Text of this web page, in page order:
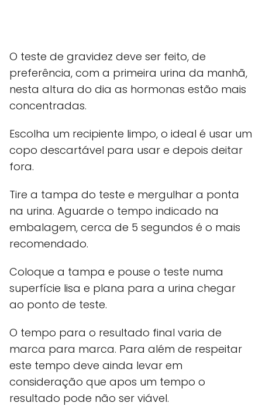
O teste de gravidez deve ser feito, de
preferência, com a primeira urina da manhã,
nesta altura do dia as hormonas estão mais
concentradas.
Escolha um recipiente limpo, o ideal é usar um
copo descartável para usar e depois deitar
fora.
Tire a tampa do teste e mergulhar a ponta
na urina. Aguarde o tempo indicado na
embalagem, cerca de 5 segundos é o mais
recomendado.
Coloque a tampa e pouse o teste numa
superfície lisa e plana para a urina chegar
ao ponto de teste.
O tempo para o resultado final varia de
marca para marca. Para além de respeitar
este tempo deve ainda levar em
consideração que apos um tempo o
resultado pode não ser viável.